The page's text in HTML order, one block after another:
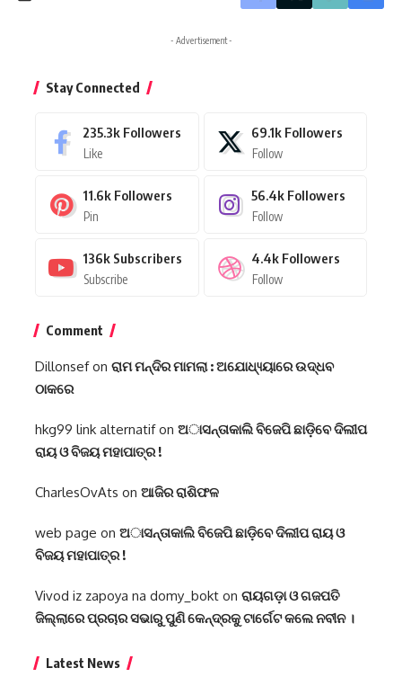
- Advertisement -
Stay Connected
235.3k Followers
Like
69.1k Followers
Follow
11.6k Followers
Pin
56.4k Followers
Follow
136k Subscribers
Subscribe
4.4k Followers
Follow
Comment
Dillonsefon ରାମ ମନ୍ଦିର ମାମଲା : ଅଯୋଧ୍ୟ୍ୟାରେ ଉଦ୍ଧବ
ଠାକରେ
hkg99 link alternatifon ଅାସନ୍ତାକାଲି ବିଜେପି ଛାଡ଼ିବେ ଦିଲୀପ
ରାୟ ଓ ବିଜୟ ମହାପାତ୍ର !
CharlesOvAts on ଆଜିର ରାଶିଫଳ
web page on ଅାସନ୍ତାକାଲି ବିଜେପି ଛାଡ଼ିବେ ଦିଲୀପ ରାୟ ଓ
ବିଜୟ ମହାପାତ୍ର !
Vivod iz zapoya na domy_bokt on ରାୟଗଡ଼ା ଓ ଗଜପତି
ଜିଲ୍ଲାରେ ପ୍ରଚାର ସଭାରୁ ପୁଣି କେନ୍ଦ୍ରକୁ ଟାର୍ଗେଟ କଲେ ନବୀନ ।
Latest News